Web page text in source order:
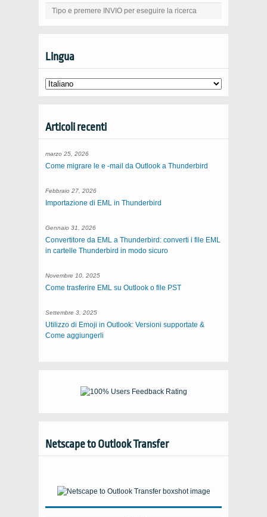
Lingua
Articoli recenti
marzo 25, 2026
Come migrare le e -mail da Outlook a Thunderbird
Febbraio 27, 2026
Importazione di EML in Thunderbird
Gennaio 31, 2026
Convertitore da EML a Thunderbird: converti i file EML
in cartelle Thunderbird in modo sicuro
Novembre 10, 2025
Come trasferire EML su Outlook o file PST
Settembre 3, 2025
Utilizzo di Emoji in Outlook: Versioni supportate &
Come aggiungerli
Netscape to Outlook Transfer